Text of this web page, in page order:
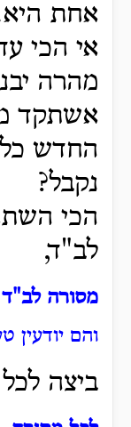
אחת
אי הכי
מהרה
אשתקד
החדש כל
נקבל?
הכי
לב"ד,
מסורה לב"ד
והם יודעין
ביצה